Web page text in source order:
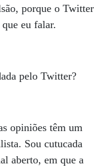
porque o Twitter
eu falar.
pelo Twitter?
opiniões têm um
Sou cutucada
aberto, em que a